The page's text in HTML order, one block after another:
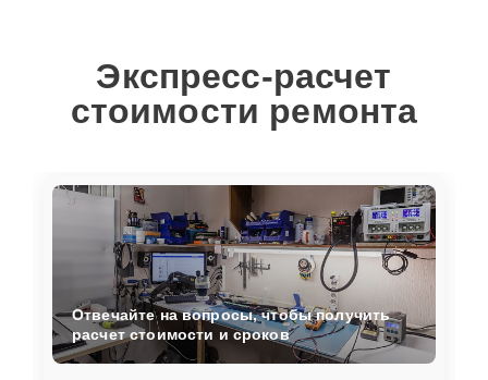
Экспресс-расчет
стоимости ремонта
Отвечайте на вопросы, чтобы получить
расчет стоимости и сроков